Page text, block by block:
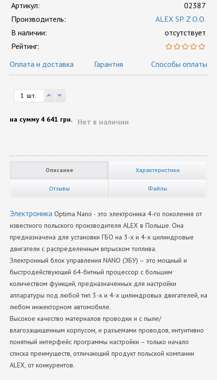
Артикул:
02387
Производитель:
ALEX SP. Z O.O.
В наличии:
отсутствует
Рейтинг:
Оплата и доставка
Гарантия Способы оплаты
шт.
Нет в наличии
на сумму 4 641 грн.
Описание Характеристики
Отзывы Файлы
Электроника Optima Nano - это электроника 4-го поколения от
известного польского производителя ALEX в Польше. Она
предназначена для установки ГБО на 3-х и 4-х цилиндровые
двигатели с распределенным впрыском топлива.
Электронный блок управления NANO (ЭБУ) – это мощный и
быстродействующий 64-битный процессор с большим
количеством функций, предназначенных для настройки
аппаратуры под любой тип 3-х и 4-х цилиндровых двигателей, на
любом инжекторном автомобиле.
Высокое качество материалов проводки и с пыле/
влагозащищенным корпусом, и разъемами проводов, интуитивно
понятный интерфейс программы настройки – только начало
списка преимуществ, отличающий продукт польской компании
ALEX, от конкурентов.